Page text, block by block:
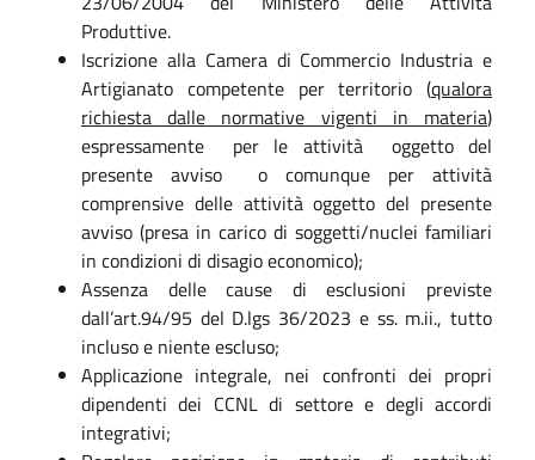
Produttive.
Iscrizione alla Camera di Commercio Industria e
Artigianato competente per territorio (qualora
richiesta dalle normative vigenti in materia)
espressamente per le attività oggetto del
presente avviso o comunque per attività
comprensive delle attività oggetto del presente
avviso (presa in carico di soggetti/nuclei familiari
in condizioni di disagio economico);
Assenza delle cause di esclusioni previste
dall’art.94/95 del D.lgs 36/2023 e ss. m.ii., tutto
incluso e niente escluso;
Applicazione integrale, nei confronti dei propri
dipendenti dei CCNL di settore e degli accordi
integrativi;